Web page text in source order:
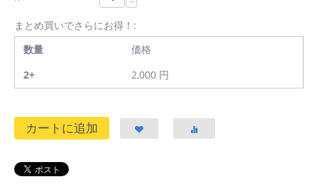
まとめ買いでさらにお得！:
数量
価格
2+
2,000 円
カートに追加